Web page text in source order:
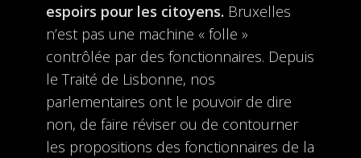
espoirs pour les citoyens. Bruxelles
n’est pas une machine « folle »
contrôlée par des fonctionnaires. Depuis
le Traité de Lisbonne, nos
parlementaires ont le pouvoir de dire
non, de faire réviser ou de contourner
les propositions des fonctionnaires de la